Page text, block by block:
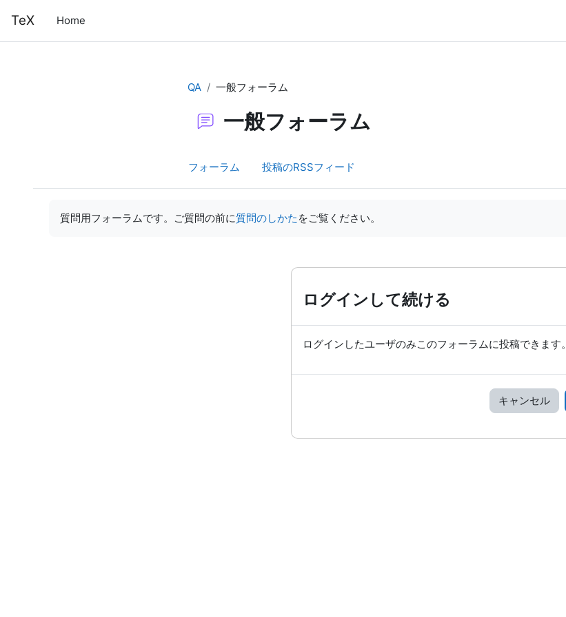
TeX Home
QA 一般フォーラム
一般フォーラム
フォーラム 投稿のRSSフィード
質問用フォーラムです。ご質問の前に質問のしかた をご覧ください。
ログインして続ける
ログインしたユーザのみこのフォーラムに投稿できます。
キャンセル